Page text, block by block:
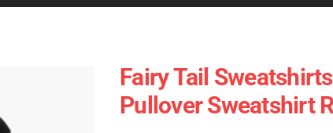
Fairy Tail
Pullover Sweatshirt